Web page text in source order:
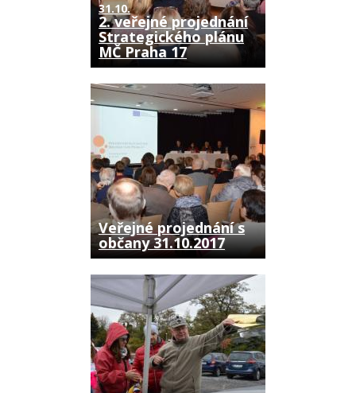
31.10.
2. veřejné projednání
Strategického plánu
MČ Praha 17
Veřejné projednání s
občany 31.10.2017